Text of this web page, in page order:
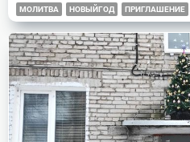
МОЛИТВА НОВЫЙГОД ПРИГЛАШЕНИЕ